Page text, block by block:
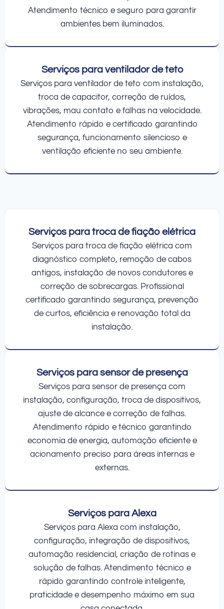
Atendimento técnico e seguro para garantir
ambientes bem iluminados.
Serviços para ventilador de teto
Serviços para ventilador de teto com instalação,
troca de capacitor, correção de ruídos,
vibrações, mau contato e falhas na velocidade.
Atendimento rápido e certificado garantindo
segurança, funcionamento silencioso e
ventilação eficiente no seu ambiente.
Serviços para troca de fiação elétrica
Serviços para troca de fiação elétrica com
diagnóstico completo, remoção de cabos
antigos, instalação de novos condutores e
correção de sobrecargas. Profissional
certificado garantindo segurança, prevenção
de curtos, eficiência e renovação total da
instalação.
Serviços para sensor de presença
Serviços para sensor de presença com
instalação, configuração, troca de dispositivos,
ajuste de alcance e correção de falhas.
Atendimento rápido e técnico garantindo
economia de energia, automação eficiente e
acionamento preciso para áreas internas e
externas.
Serviços para Alexa
Serviços para Alexa com instalação,
configuração, integração de dispositivos,
automação residencial, criação de rotinas e
solução de falhas. Atendimento técnico e
rápido garantindo controle inteligente,
praticidade e desempenho máximo em sua